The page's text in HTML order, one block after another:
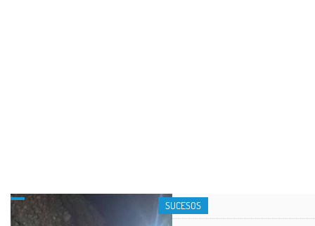
SUCESOS